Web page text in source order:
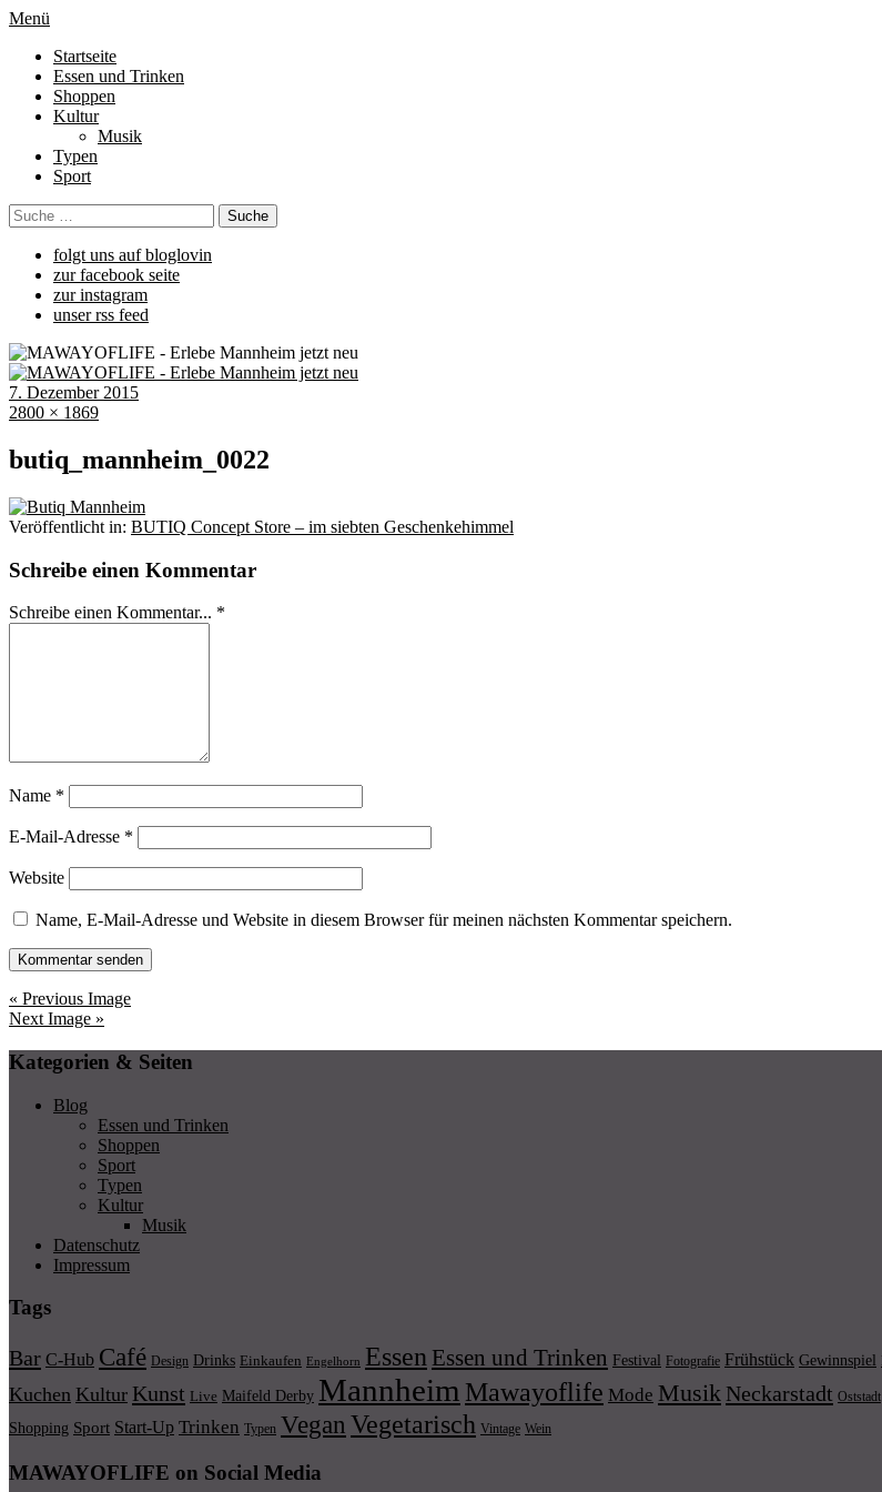
Menü
Startseite
Essen und Trinken
Shoppen
Kultur
Musik
Typen
Sport
folgt uns auf bloglovin
zur facebook seite
zur instagram
unser rss feed
7. Dezember 2015
2800 × 1869
butiq_mannheim_0022
Veröffentlicht in: BUTIQ Concept Store – im siebten Geschenkehimmel
Schreibe einen Kommentar
Schreibe einen Kommentar... *
Name *
E-Mail-Adresse *
Website
Name, E-Mail-Adresse und Website in diesem Browser für meinen nächsten Kommentar speichern.
« Previous Image
Next Image »
Kategorien & Seiten
Blog
Essen und Trinken
Shoppen
Sport
Typen
Kultur
Musik
Datenschutz
Impressum
Tags
Bar C-Hub Café Design Drinks Einkaufen Engelhorn Essen Essen und Trinken Festival Fotografie Frühstück Gewinnspiel
Kuchen Kultur Kunst Live Maifeld Derby Mannheim Mawayoflife Mode Musik Neckarstadt Oststadt
Shopping Sport Start-Up Trinken Typen Vegan Vegetarisch Vintage Wein
MAWAYOFLIFE on Social Media